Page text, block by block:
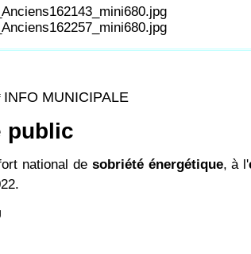
INFO MUNICIPALE
public
national de sobriété énergétique, à l'